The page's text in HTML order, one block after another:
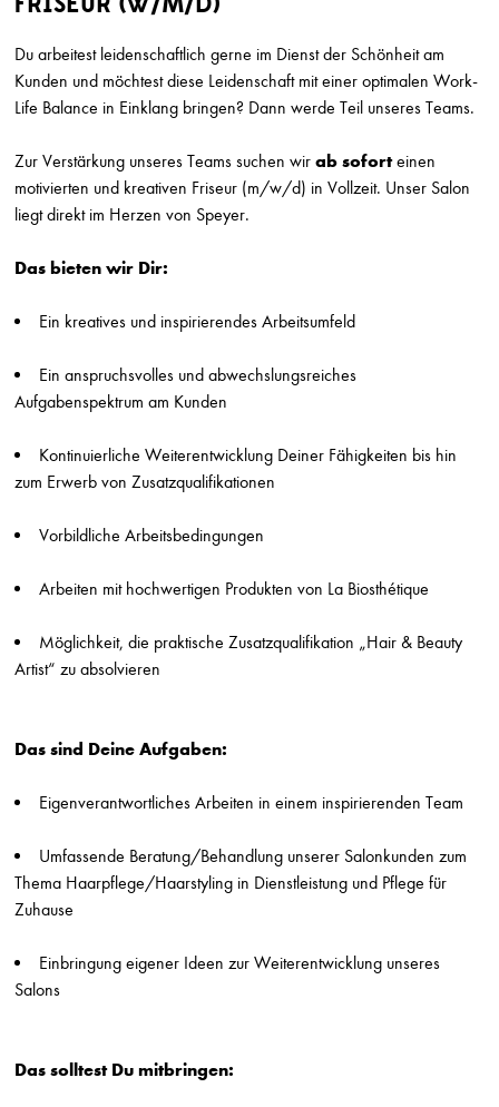
Erweiterte Suche
Friseur (m/w/d)
Marion Ganse
Potsdam
Friseur (w/m/d) in Vollzeit gesucht
Top Style
München
Top Style
München
Jungfriseur/in (m/w/d) in Vollzeit
Stuttgart
Stefan Probst
Stuttgart
Düsseldorf
Friseur (m/w/d) Teilzeit
Asperg
Friseur (m/w/d) Breuninger Sindelfingen
Die Friseure - Breuninger
Friseur (m/w/d) Breuninger Stuttgart
Friseur (m/w/d) Breuninger Ludwigsburg
Du arbeitest leidenschaftlich gerne im Dienst der Schönheit am
Kunden und möchtest diese Leidenschaft mit einer optimalen Work-
Life Balance in Einklang bringen? Dann werde Teil unseres Teams.
Zur Verstärkung unseres Teams suchen wirab soforteinen
motivierten und kreativen Friseur (m/w/d) in Vollzeit. Unser Salon
liegt direkt im Herzen von Speyer.
Das bieten wir Dir:
Ein kreatives und inspirierendes Arbeitsumfeld
Ein anspruchsvolles und abwechslungsreiches
Aufgabenspektrum am Kunden
Kontinuierliche Weiterentwicklung Deiner Fähigkeiten bis hin
zum Erwerb von Zusatzqualifikationen
Vorbildliche Arbeitsbedingungen
Arbeiten mit hochwertigen Produkten von La Biosthétique
Möglichkeit, die praktische Zusatzqualifikation „Hair & Beauty
Artist“ zu absolvieren
Das sind Deine Aufgaben:
Eigenverantwortliches Arbeiten in einem inspirierenden Team
Umfassende Beratung/Behandlung unserer Salonkunden zum
Thema Haarpflege/Haarstyling in Dienstleistung und Pflege für
Zuhause
Einbringung eigener Ideen zur Weiterentwicklung unseres
Salons
Das solltest Du mitbringen: